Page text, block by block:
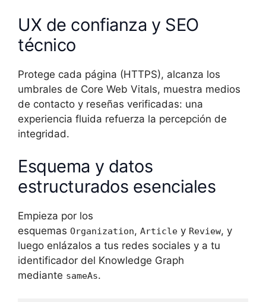
UX de confianza y SEO
técnico
Protege cada página (HTTPS), alcanza los
umbrales de Core Web Vitals, muestra medios
de contacto y reseñas verificadas: una
experiencia fluida refuerza la percepción de
integridad.
Esquema y datos
estructurados esenciales
Empieza por los
esquemas Organization, Article y Review, y
luego enlázalos a tus redes sociales y a tu
identificador del Knowledge Graph
mediante sameAs.